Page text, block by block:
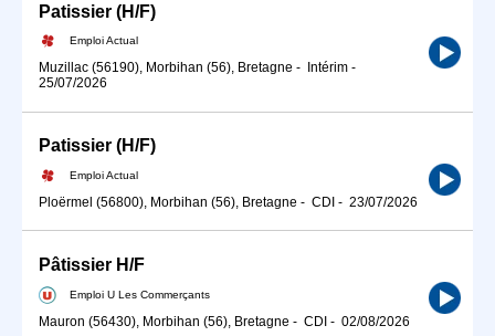
Patissier (H/F)
Emploi Actual
Muzillac (56190), Morbihan (56), Bretagne - Intérim -
25/07/2026
Patissier (H/F)
Emploi Actual
Ploërmel (56800), Morbihan (56), Bretagne - CDI - 23/07/2026
Pâtissier H/F
Emploi U Les Commerçants
Mauron (56430), Morbihan (56), Bretagne - CDI - 02/08/2026